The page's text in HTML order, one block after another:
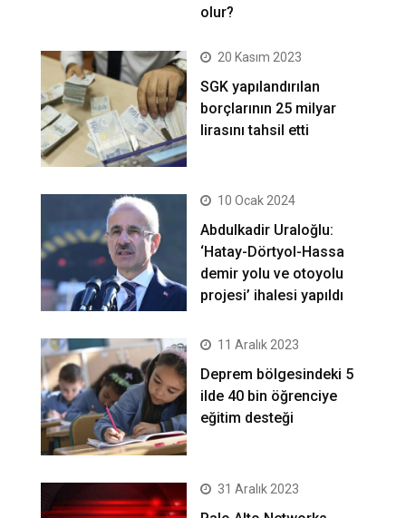
olur?
20 Kasım 2023
SGK yapılandırılan
borçlarının 25 milyar
lirasını tahsil etti
10 Ocak 2024
Abdulkadir Uraloğlu:
‘Hatay-Dörtyol-Hassa
demir yolu ve otoyolu
projesi’ ihalesi yapıldı
11 Aralık 2023
Deprem bölgesindeki 5
ilde 40 bin öğrenciye
eğitim desteği
31 Aralık 2023